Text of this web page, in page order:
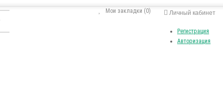
Личный кабинет
Регистрация
Авторизация
Мои закладки (0)